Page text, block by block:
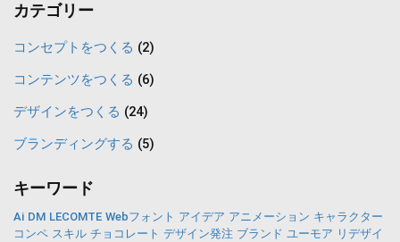
テ
ン
覧
カテゴリー
コンセプトをつくる (2)
コンテンツをつくる (6)
デザインをつくる (24)
ブランディングする (5)
キーワード
Ai DM LECOMTE Webフォント アイデア アニメーション キャラクター
コンペ スキル チョコレート デザイン発注 ブランド ユーモア リデザイ